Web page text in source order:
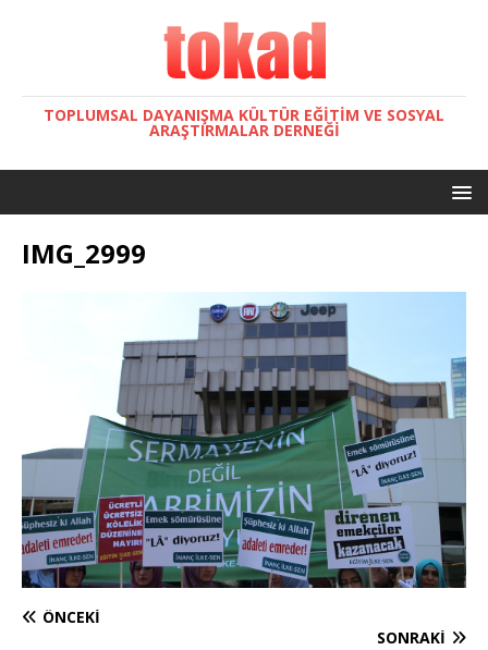
TOPLUMSAL DAYANIŞMA KÜLTÜR EĞITIM VE SOSYAL
ARAŞTIRMALAR DERNEĞI
IMG_2999
ÖNCEKI
SONRAKI